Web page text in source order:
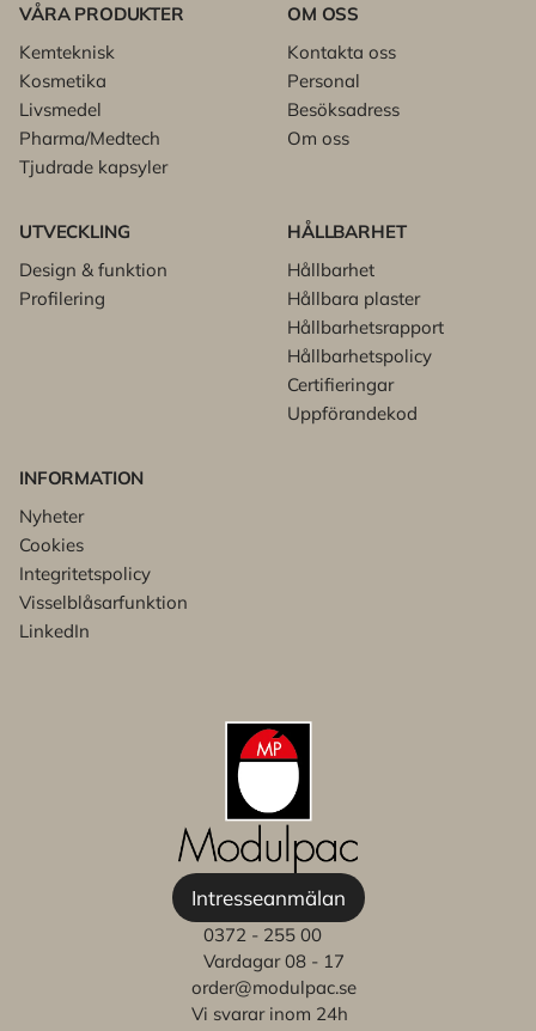
VÅRA PRODUKTER
Kemteknisk
Kosmetika
Livsmedel
Pharma/Medtech
Tjudrade kapsyler
OM OSS
Kontakta oss
Personal
Besöksadress
Om oss
UTVECKLING
Design & funktion
Profilering
HÅLLBARHET
Hållbarhet
Hållbara plaster
Hållbarhetsrapport
Hållbarhetspolicy
Certifieringar
Uppförandekod
INFORMATION
Nyheter
Cookies
Integritetspolicy
Visselblåsarfunktion
LinkedIn
Intresseanmälan
0372 - 255 00
Vardagar 08 - 17
order@modulpac.se
Vi svarar inom 24h